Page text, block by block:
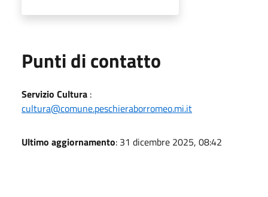
Punti di contatto
Servizio Cultura :
cultura@comune.peschieraborromeo.mi.it
Ultimo aggiornamento: 31 dicembre 2025, 08:42